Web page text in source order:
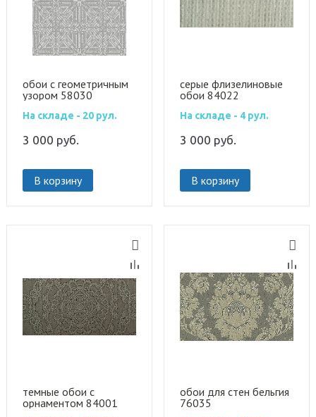
обои с геометричным
узором 58030
На складе - 20 рул.
3 000 руб.
В корзину
серые флизелиновые
обои 84022
На складе - 4 рул.
3 000 руб.
В корзину
темные обои с
орнаментом 84001
обои для стен бельгия
76035